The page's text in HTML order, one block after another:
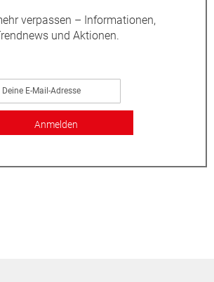
verpassen – Informationen,
und Aktionen.
Anmelden